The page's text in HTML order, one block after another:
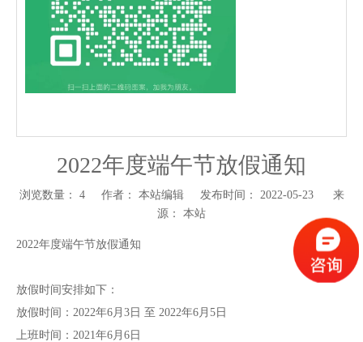
2022年度端午节放假通知
浏览数量： 4作者： 本站编辑 发布时间： 2022-05-23 来
源： 本站
["wechat","weibo","qzone","douban","email"]
2022年度端午节放假通知
放假时间安排如下：
放假时间：2022年6月3日 至 2022年6月5日
上班时间：2021年6月6日